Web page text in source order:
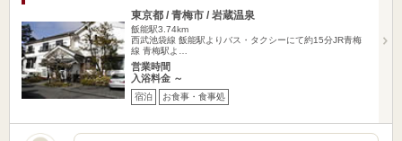
東京都 / 青梅市 / 岩蔵温泉
飯能駅3.74km
西武池袋線 飯能駅よりバス・タクシーにて約15分JR青梅
線 青梅駅よ…
営業時間
入浴料金 ～
宿泊 お食事・食事処